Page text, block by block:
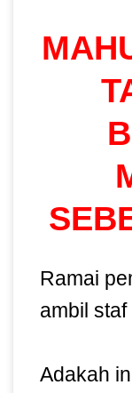
Ramai
ambil
Adakah